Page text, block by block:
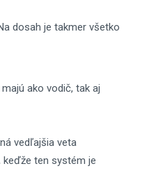
dosah je takmer všetko
ako vodič, tak aj
vedľajšia veta
keďže ten systém je